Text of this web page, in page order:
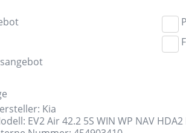
Kia
EV2 Air 42.2 5S WIN WP NAV